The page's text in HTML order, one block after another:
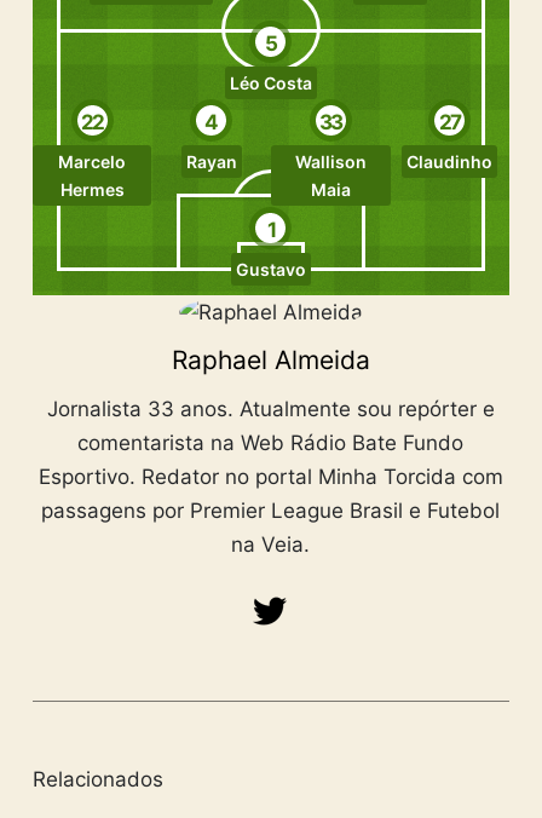
5
Léo Costa
22
Marcelo
Hermes
4
Rayan
33
Wallison
Maia
27
Claudinho
1
Gustavo
Raphael Almeida
Jornalista 33 anos. Atualmente sou repórter e
comentarista na Web Rádio Bate Fundo
Esportivo. Redator no portal Minha Torcida com
passagens por Premier League Brasil e Futebol
na Veia.
Relacionados